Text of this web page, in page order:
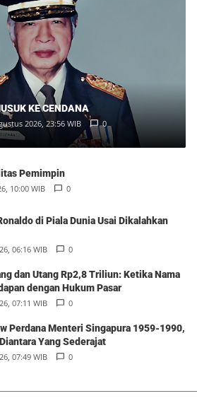
KE CENDANA
2026, 23:56 WIB 0
Pemimpin
10:00 WIB 0
di Piala Dunia Usai Dikalahkan
06:16 WIB 0
dan Utang Rp2,8 Triliun: Ketika Nama
dengan Hukum Pasar
07:11 WIB 0
Yang Sederajat
07:49 WIB 0